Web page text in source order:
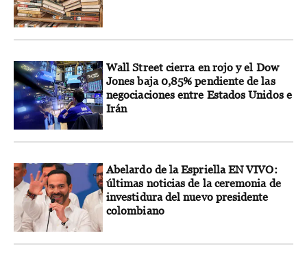
Wall Street cierra en rojo y el Dow
Jones baja 0,85% pendiente de las
negociaciones entre Estados Unidos e
Irán
Abelardo de la Espriella EN VIVO:
últimas noticias de la ceremonia de
investidura del nuevo presidente
colombiano